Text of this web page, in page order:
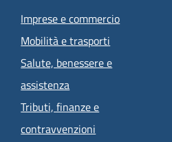
Imprese e commercio
Mobilità e trasporti
Salute, benessere e
assistenza
Tributi, finanze e
contravvenzioni